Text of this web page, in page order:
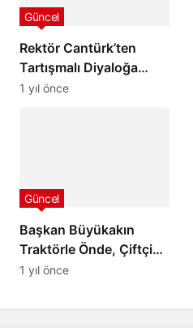
Rektör Cantürk’ten
Tartışmalı Diyaloğa
Açıklama: “Sözlerim
Güncel
1 yıl önce
Başkan Büyükakın
Traktörle Önde, Çiftçi
Şenliği Kocaeli’de
Güncel
1 yıl önce